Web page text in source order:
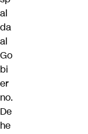
al
da
al
Go
bi
er
no.
De
he